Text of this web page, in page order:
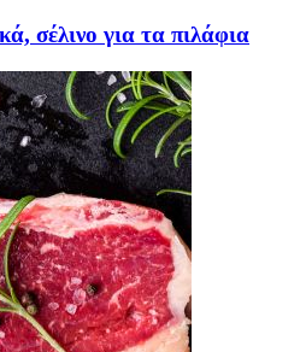
σέλινο για τα πιλάφια